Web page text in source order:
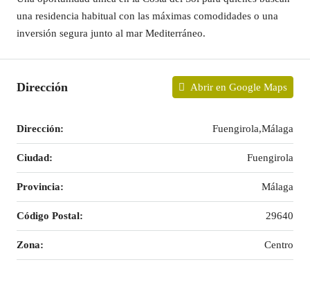
una residencia habitual con las máximas comodidades o una
inversión segura junto al mar Mediterráneo.
Dirección Abrir en Google Maps
Dirección: Fuengirola,Málaga
Ciudad: Fuengirola
Provincia: Málaga
Código Postal: 29640
Zona: Centro